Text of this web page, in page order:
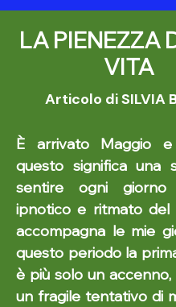
LA PIENEZZA
VITA
Articolo di SILVIA
È arrivato Maggio
questo significa una
sentire ogni
ipnotico e ritmato del
accompagna le mie
questo periodo la
è più solo un
un fragile tentativo di